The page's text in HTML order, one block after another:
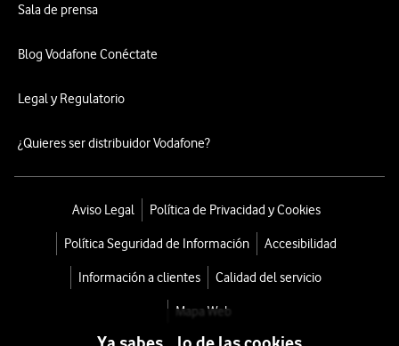
Sala de prensa
Blog Vodafone Conéctate
Legal y Regulatorio
¿Quieres ser distribuidor Vodafone?
Aviso Legal Política de Privacidad y Cookies
Política Seguridad de Información Accesibilidad
Información a clientes Calidad del servicio
Mapa Web